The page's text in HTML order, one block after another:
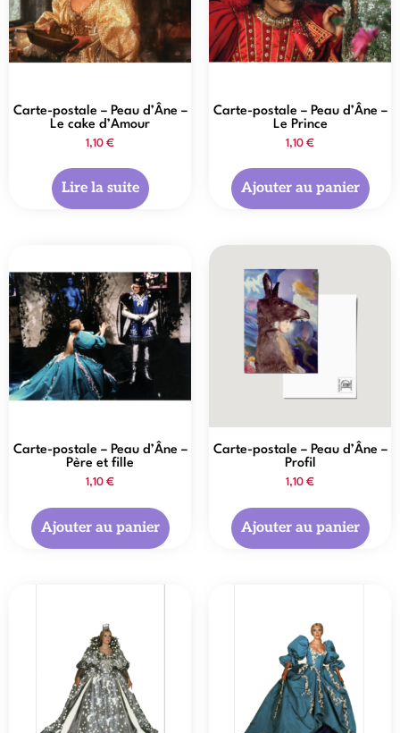
Carte-postale – Peau d’Âne –
Le cake d’Amour
1,10 €
Lire la suite
Carte-postale – Peau d’Âne –
Le Prince
1,10 €
Ajouter au panier
Carte-postale – Peau d’Âne –
Père et fille
1,10 €
Ajouter au panier
Carte-postale – Peau d’Âne –
Profil
1,10 €
Ajouter au panier